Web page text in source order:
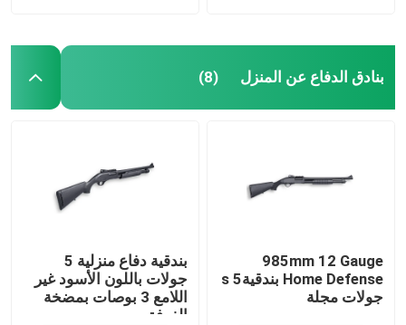
بنادق الدفاع عن المنزل (8)
985mm 12 Gauge
Home Defense بندقيةs 5
جولات مجلة
بندقية دفاع منزلية 5
جولات باللون الأسود غير
اللامع 3 بوصات بمضخة
الغرفة